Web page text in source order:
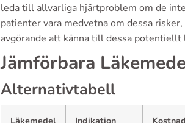
leda till allvarliga hjärtproblem om de
patienter vara medvetna om dessa
avgörande att känna till dessa
Jämförbara
Alternativtabell
Läkemedel Indikation